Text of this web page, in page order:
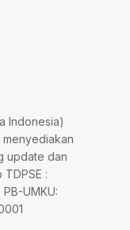
Indonesia)
update dan
:
UMKU: